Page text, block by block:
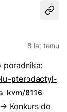
8 lat temu
poradnika:
pterodactyl-
kvm/8116
> Konkurs do